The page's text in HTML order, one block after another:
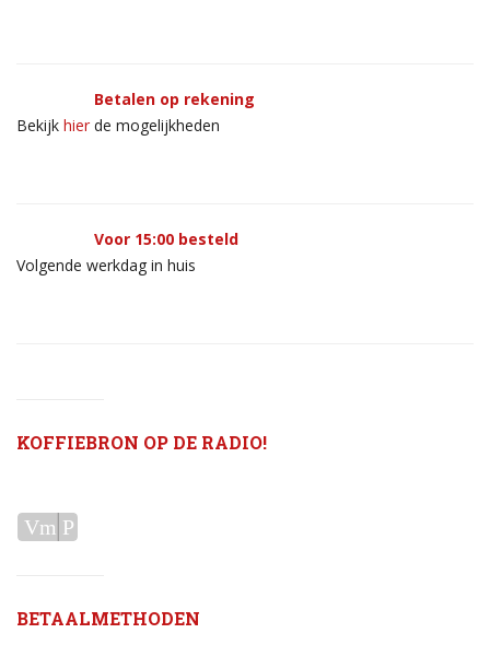
Betalen op rekening
Bekijk hier de mogelijkheden
Voor 15:00 besteld
Volgende werkdag in huis
KOFFIEBRON OP DE RADIO!
Audiospeler
Vm P
BETAALMETHODEN